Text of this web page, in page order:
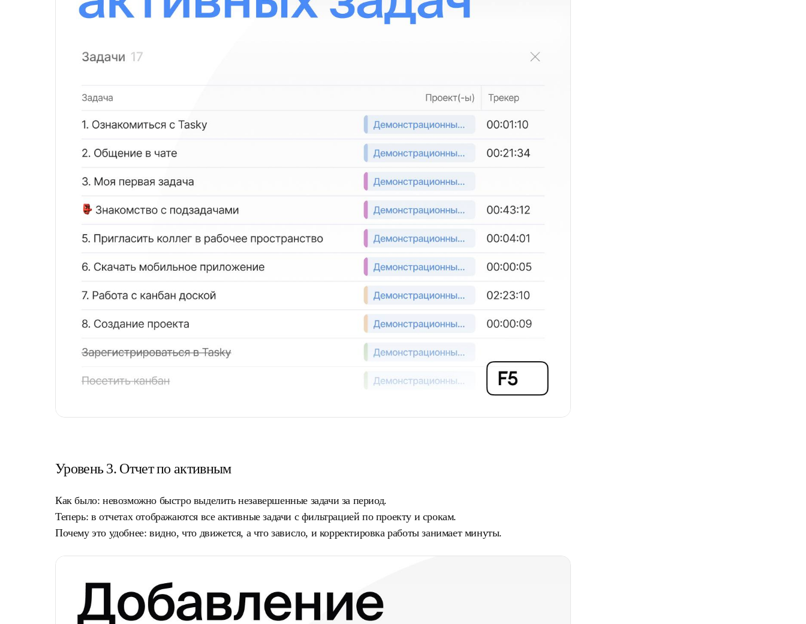
Уровень 3. Отчет по активным
Как было: невозможно быстро выделить незавершенные задачи за период.
Теперь: в отчетах отображаются все активные задачи с фильтрацией по проекту и срокам.
Почему это удобнее: видно, что движется, а что зависло, и корректировка работы занимает минуты.